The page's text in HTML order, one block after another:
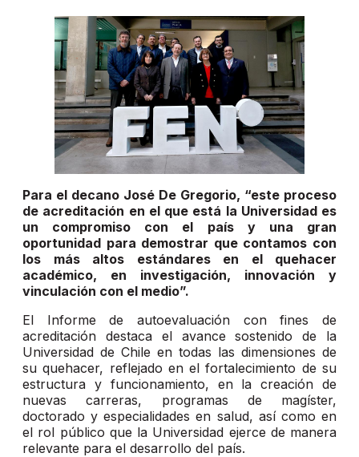
Para el decano José De Gregorio, “este proceso
de acreditación en el que está la Universidad es
un compromiso con el país y una gran
oportunidad para demostrar que contamos con
los más altos estándares en el quehacer
académico, en investigación, innovación y
vinculación con el medio”.
El Informe de autoevaluación con fines de
acreditación destaca el avance sostenido de la
Universidad de Chile en todas las dimensiones de
su quehacer, reflejado en el fortalecimiento de su
estructura y funcionamiento, en la creación de
nuevas carreras, programas de magíster,
doctorado y especialidades en salud, así como en
el rol público que la Universidad ejerce de manera
relevante para el desarrollo del país.